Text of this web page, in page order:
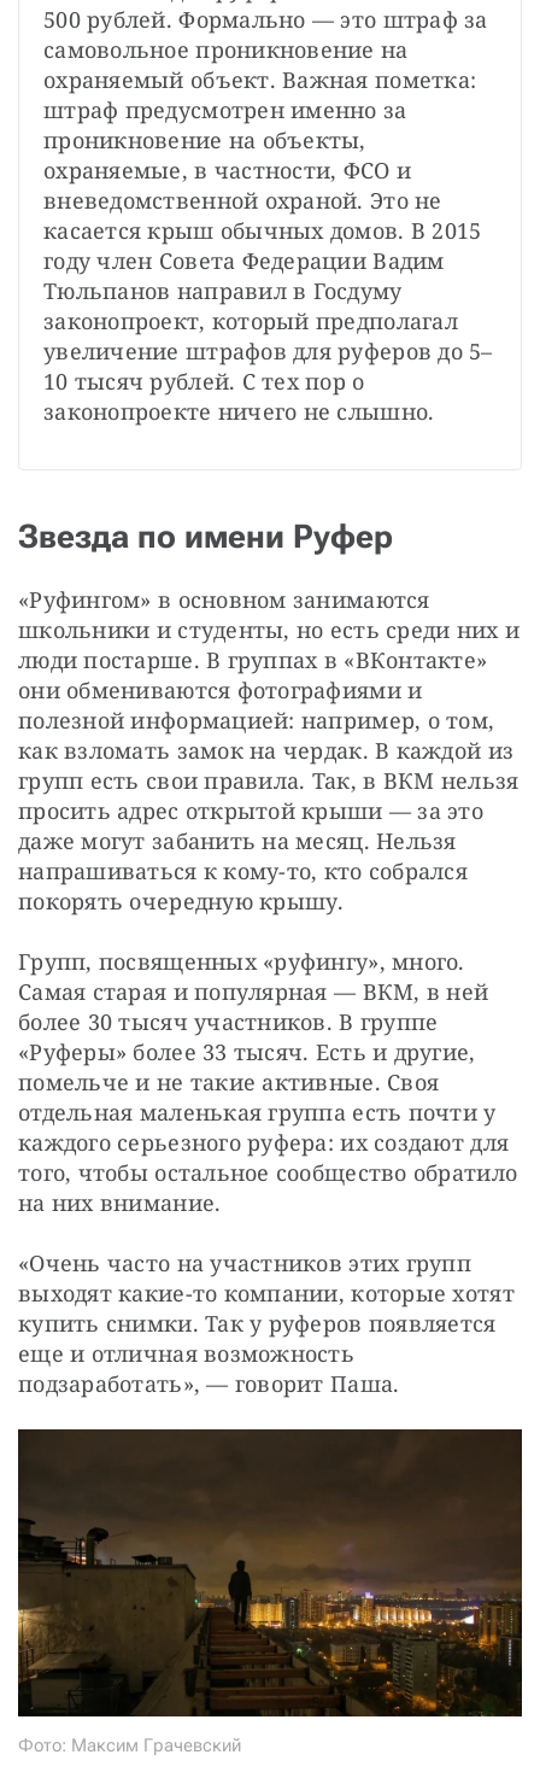
500 рублей. Формально — это штраф за
самовольное проникновение на
охраняемый объект. Важная пометка:
штраф предусмотрен именно за
проникновение на объекты,
охраняемые, в частности, ФСО и
вневедомственной охраной. Это не
касается крыш обычных домов. В 2015
году член Совета Федерации Вадим
Тюльпанов направил в Госдуму
законопроект, который предполагал
увеличение штрафов для руферов до 5–
10 тысяч рублей. С тех пор о
законопроекте ничего не слышно.
Звезда по имени Руфер
«Руфингом» в основном занимаются
школьники и студенты, но есть среди них и
люди постарше. В группах в «ВКонтакте»
они обмениваются фото­графиями и
полезной информацией: например, о том,
как взломать замок на чердак. В каждой из
групп есть свои правила. Так, в ВКМ нельзя
просить адрес открытой крыши — ​за это
даже могут забанить на месяц. Нельзя
напрашиваться к кому-то, кто собрался
покорять очередную крышу.
Групп, посвященных «руфингу», много.
Самая старая и популярная — ​ВКМ, в ней
более 30 тысяч участников. В группе
«Руферы» более 33 тысяч. Есть и другие,
помельче и не такие активные. Своя
отдельная маленькая группа есть почти у
каждого серьезного руфера: их создают для
того, чтобы остальное сообщество обратило
на них внимание.
«Очень часто на участников этих групп
выходят какие-то компании, которые хотят
купить снимки. Так у руферов появляется
еще и отличная возможность
подзаработать», — ​говорит Паша.
Фото: Максим Грачевский